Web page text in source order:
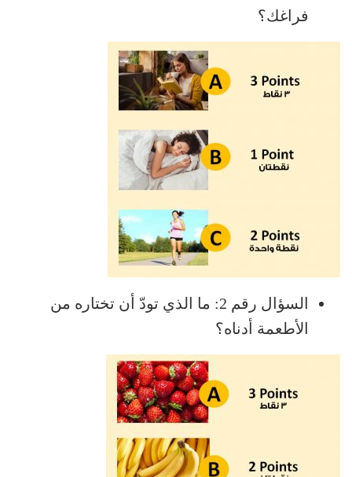
فراغك؟
السؤال رقم 2: ما الذي تودّ أن تختاره من
الأطعمة أدناه؟